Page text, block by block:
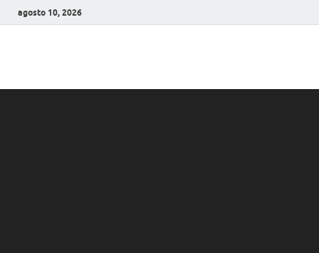
agosto 10, 2026